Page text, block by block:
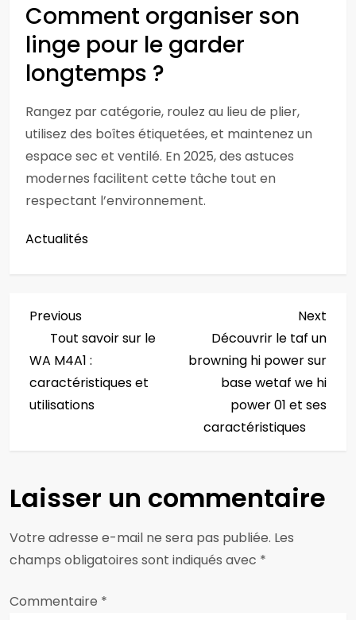
Comment organiser son
linge pour le garder
longtemps ?
Rangez par catégorie, roulez au lieu de plier,
utilisez des boîtes étiquetées, et maintenez un
espace sec et ventilé. En 2025, des astuces
modernes facilitent cette tâche tout en
respectant l’environnement.
Actualités
N
a
v
a
t
i
o
Previous
Post
Previous
Tout savoir sur le
WA M4A1 :
caractéristiques et
utilisations
Post
Next
Découvrir le taf un
browning hi power sur
base wetaf we hi
power 01 et ses
caractéristiques
Laisser un commentaire
Votre adresse e-mail ne sera pas publiée. Les
champs obligatoires sont indiqués avec *
Commentaire *